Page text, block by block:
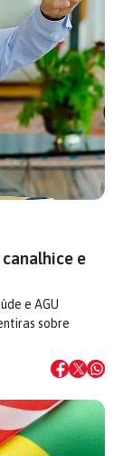
canalhice e
e AGU
sobre